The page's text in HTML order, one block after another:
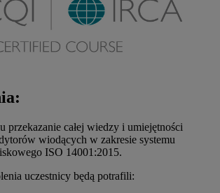
przekazanie całej wiedzy i umiejętności
wiodących w zakresie systemu
ISO 14001:2015.
uczestnicy będą potrafili: